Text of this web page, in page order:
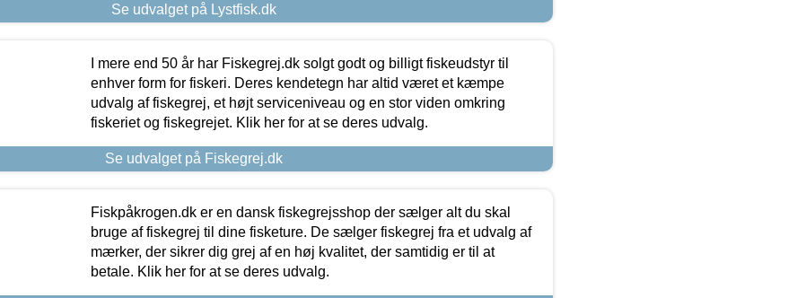
Se udvalget på Lystfisk.dk
I mere end 50 år har Fiskegrej.dk solgt godt og billigt fiskeudstyr til
enhver form for fiskeri. Deres kendetegn har altid været et kæmpe
udvalg af fiskegrej, et højt serviceniveau og en stor viden omkring
fiskeriet og fiskegrejet. Klik her for at se deres udvalg.
Se udvalget på Fiskegrej.dk
Fiskpåkrogen.dk er en dansk fiskegrejsshop der sælger alt du skal
bruge af fiskegrej til dine fisketure. De sælger fiskegrej fra et udvalg af
mærker, der sikrer dig grej af en høj kvalitet, der samtidig er til at
betale. Klik her for at se deres udvalg.